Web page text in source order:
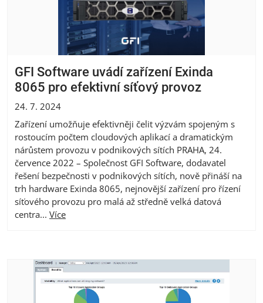
GFI Software uvádí zařízení Exinda
8065 pro efektivní síťový provoz
24. 7. 2024
Zařízení umožňuje efektivněji čelit výzvám spojeným s
rostoucím počtem cloudových aplikací a dramatickým
nárůstem provozu v podnikových sítích PRAHA, 24.
července 2022 – Společnost GFI Software, dodavatel
řešení bezpečnosti v podnikových sítích, nově přináší na
trh hardware Exinda 8065, nejnovější zařízení pro řízení
síťového provozu pro malá až středně velká datová
centra... Více